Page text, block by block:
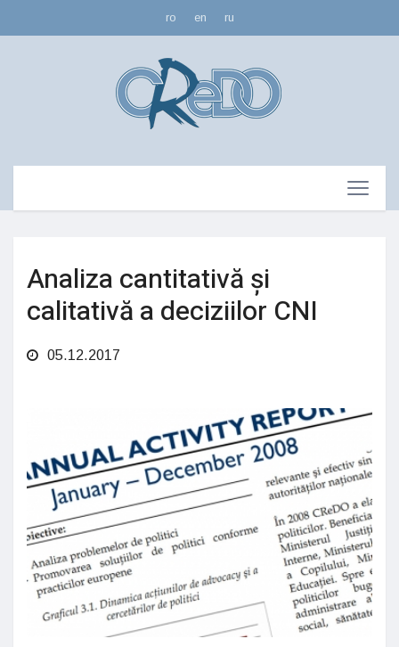
ro en ru
Analiza cantitativă și
calitativă a deciziilor CNI
05.12.2017